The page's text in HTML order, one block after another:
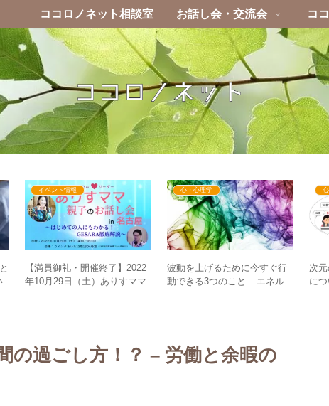
ココロノネット相談室 お話し会・交流会 コ
イベント情報
【満員御礼・開催終了】2022
年10月29日（土）ありすママ
心・心理学
波動を上げるために今すぐ行
動できる3つのこと – エネル
次
に
の過ごし方！？ – 労働と余暇の